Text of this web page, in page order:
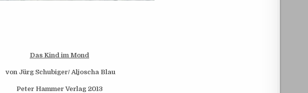
Das Kind im Mond
von Jürg Schubiger/ Aljoscha Blau
Peter Hammer Verlag 2013